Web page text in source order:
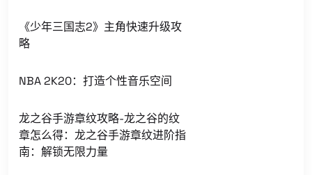
《少年三国志2》主角快速升级攻
略
NBA 2K20：打造个性音乐空间
龙之谷手游章纹攻略-龙之谷的纹
章怎么得：龙之谷手游章纹进阶指
南：解锁无限力量